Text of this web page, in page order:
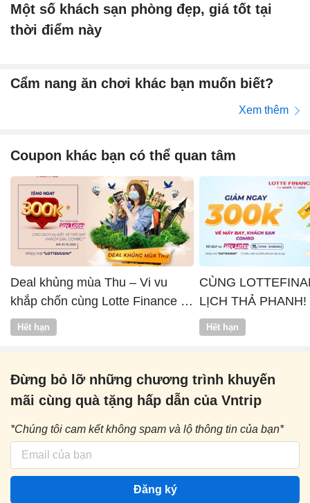
Một số khách sạn phòng đẹp, giá tốt tại
thời điểm này
Cẩm nang ăn chơi khác bạn muốn biết?
Xem thêm
Coupon khác bạn có thể quan tâm
Deal khủng mùa Thu – Vi vu
khắp chốn cùng Lotte Finance x
Vntrip
Hết hạn
CÙNG
LỊCH THẢ PHANH!
Hết hạn
Đừng bỏ lỡ những chương trình khuyến
mãi cùng quà tặng hấp dẫn của Vntrip
*Chúng tôi cam kết không spam và lộ thông tin của bạn*
Đăng ký